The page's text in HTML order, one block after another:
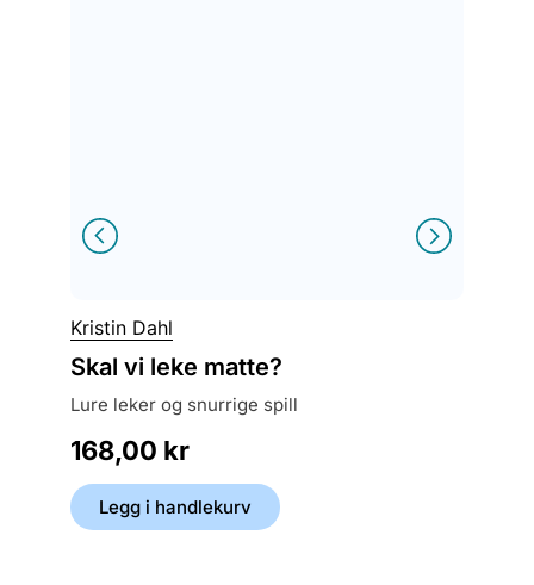
Kristin Dahl
Skal vi leke matte?
lure leker og snurrige spill
168,00 kr
Legg i handlekurv